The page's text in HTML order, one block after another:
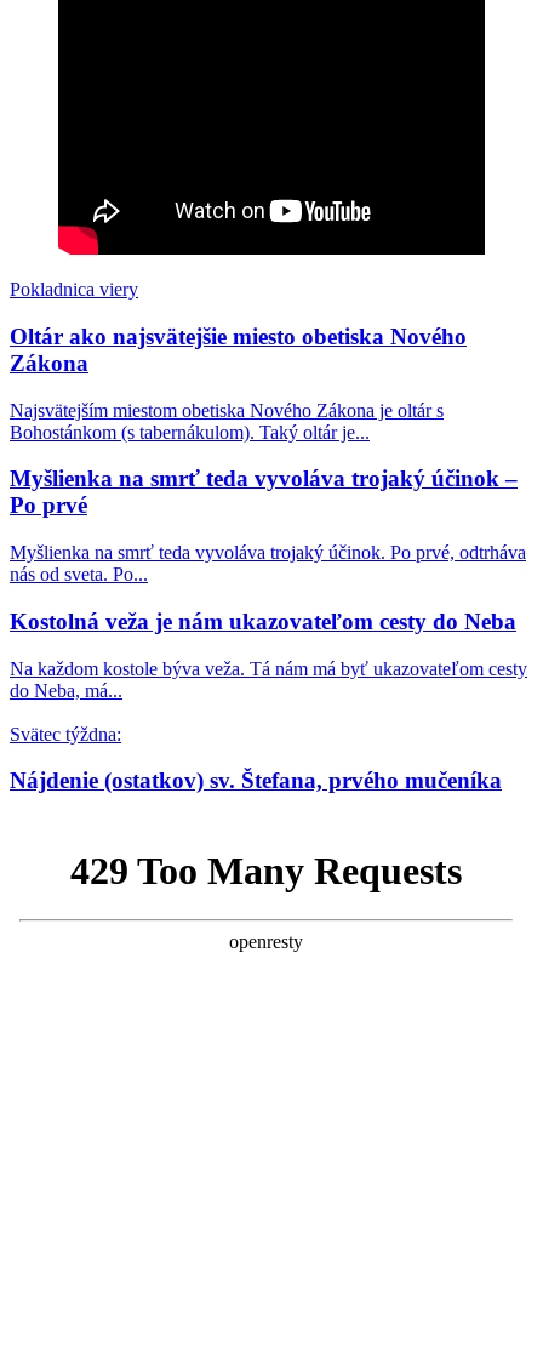
Pokladnica viery
Oltár ako najsvätejšie miesto obetiska Nového
Zákona
Najsvätejším miestom obetiska Nového Zákona je oltár s
Bohostánkom (s tabernákulom). Taký oltár je...
Myšlienka na smrť teda vyvoláva trojaký účinok –
Po prvé
Myšlienka na smrť teda vyvoláva trojaký účinok. Po prvé, odtrháva
nás od sveta. Po...
Kostolná veža je nám ukazovateľom cesty do Neba
Na každom kostole býva veža. Tá nám má byť ukazovateľom cesty
do Neba, má...
Svätec týždna:
Nájdenie (ostatkov) sv. Štefana, prvého mučeníka